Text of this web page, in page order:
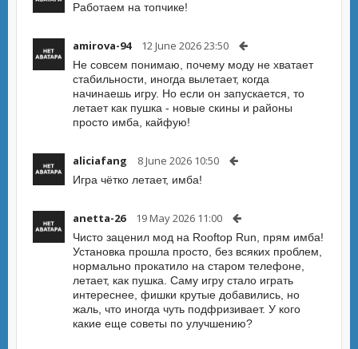
Работаем на топчике!
amirova-94 12 June 2026 23:50
Не совсем понимаю, почему моду не хватает
стабильности, иногда вылетает, когда
начинаешь игру. Но если он запускается, то
летает как пушка - новые скины и районы
просто имба, кайфую!
aliciafang 8 June 2026 10:50
Игра чётко летает, имба!
anetta-26 19 May 2026 11:00
Чисто заценил мод на Rooftop Run, прям имба!
Установка прошла просто, без всяких проблем,
нормально прокатило на старом телефоне,
летает, как пушка. Саму игру стало играть
интереснее, фишки крутые добавились, но
жаль, что иногда чуть подфризивает. У кого
какие еще советы по улучшению?